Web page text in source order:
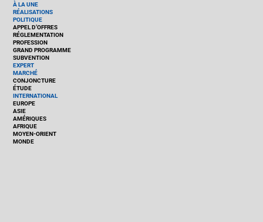
À LA UNE
RÉALISATIONS
POLITIQUE
APPEL D’OFFRES
RÉGLEMENTATION
PROFESSION
GRAND PROGRAMME
SUBVENTION
EXPERT
MARCHÉ
CONJONCTURE
ÉTUDE
INTERNATIONAL
EUROPE
ASIE
AMÉRIQUES
AFRIQUE
MOYEN-ORIENT
MONDE